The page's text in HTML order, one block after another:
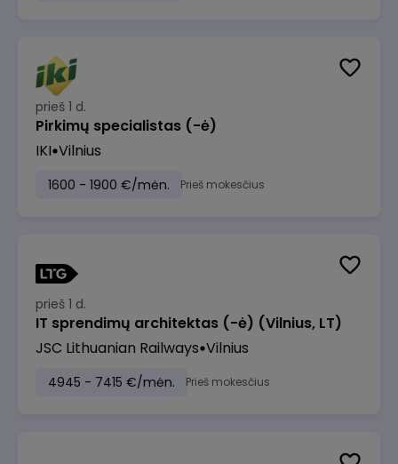
prieš 1 d.
Pirkimų specialistas (-ė)
IKI Vilnius
1600 - 1900 €/mėn. Prieš mokesčius
prieš 1 d.
IT sprendimų architektas (-ė) (Vilnius, LT)
JSC Lithuanian Railways Vilnius
4945 - 7415 €/mėn. Prieš mokesčius